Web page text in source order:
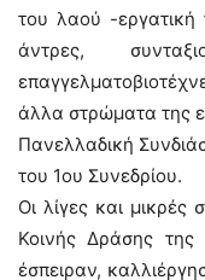
του λαού -εργατική
άντρες,
άλλα στρώματα της
Πανελλαδική
του 1ου Συνεδρίου.
Οι λίγες και
Κοινής Δράσης της
έσπειραν,